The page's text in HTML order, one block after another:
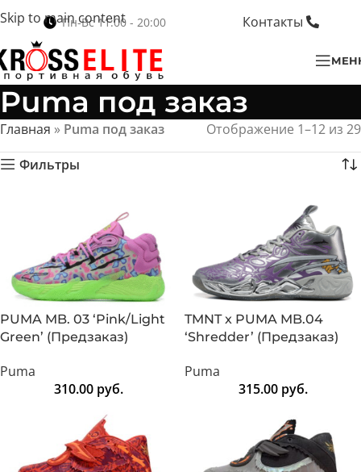
Skip to main content
Пн-Вс 11:00 - 20:00 Контакты
Puma под заказ
Главная » Puma под заказ
Отображение 1–12 из 29
Фильтры
PUMA MB. 03 ‘Pink/Light
Green’ (Предзаказ)
Puma
310.00 руб.
TMNT x PUMA MB.04
‘Shredder’ (Предзаказ)
Puma
315.00 руб.